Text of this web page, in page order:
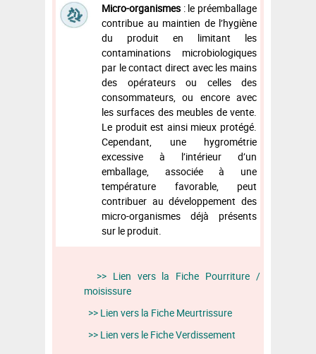
Micro-organismes : le préemballage
contribue au maintien de l’hygiène
du produit en limitant les
contaminations microbiologiques
par le contact direct avec les mains
des opérateurs ou celles des
consommateurs, ou encore avec
les surfaces des meubles de vente.
Le produit est ainsi mieux protégé.
Cependant, une hygrométrie
excessive à l’intérieur d’un
emballage, associée à une
température favorable, peut
contribuer au développement des
micro-organismes déjà présents
sur le produit.
>> Lien vers la Fiche Pourriture /
moisissure
>> Lien vers la Fiche Meurtrissure
>> Lien vers le Fiche Verdissement